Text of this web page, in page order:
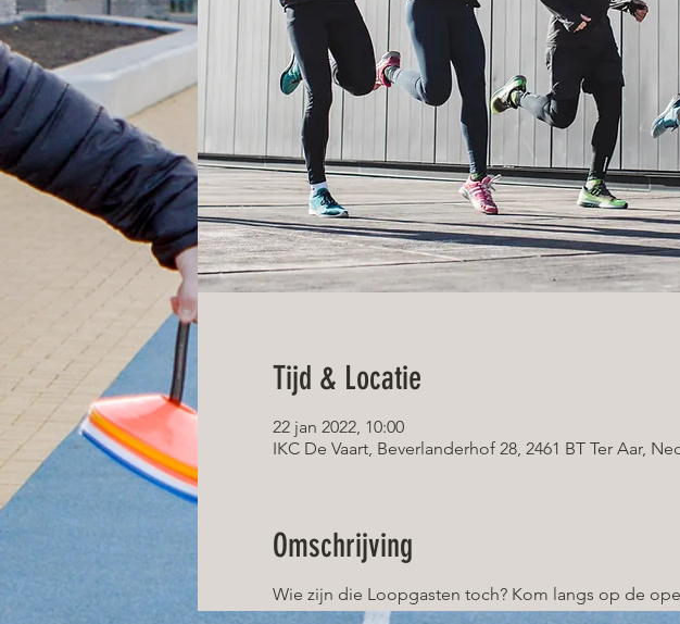
Tijd & Locatie
22 jan 2022, 10:00
IKC De Vaart, Beverlanderhof 28, 2461 BT Ter Aar,
Omschrijving
Wie zijn die Loopgasten toch? Kom langs op de